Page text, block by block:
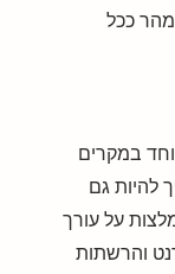
מהר ככל
במקרים
להיות גם
על עורך
והרשתות